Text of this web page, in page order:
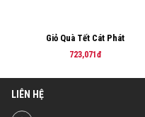
Giỏ Quà Tết Cát Phát
723,071đ
LIÊN HỆ